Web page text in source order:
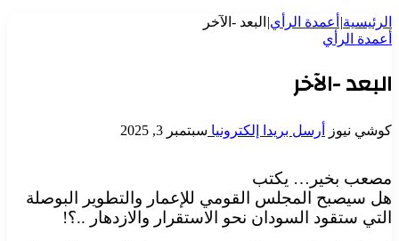
الرئيسية| أعمدة الرأي| البعد -الآخر
أعمدة الرأي
البعد -الآخر
كوشي نيوز أرسل بريدا إلكترونيا سبتمبر 3, 2025
مصعب بخير… يكتب
هل سيصبح المجلس القومي للإعمار والتطوير البوصلة
التي ستقود السودان نحو الاستقرار والازدهار ..؟!